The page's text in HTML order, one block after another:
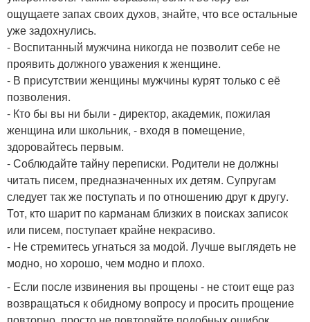
ощущаете запах своих духов, знайте, что все остальные
уже задохнулись.
- Воспитанный мужчина никогда не позволит себе не
проявить должного уважения к женщине.
- В присутствии женщины мужчины курят только с её
позволения.
- Кто бы вы ни были - директор, академик, пожилая
женщина или школьник, - входя в помещение,
здоровайтесь первым.
- Соблюдайте тайну переписки. Родители не должны
читать писем, предназначенных их детям. Супругам
следует так же поступать и по отношению друг к другу.
Тот, кто шарит по карманам близких в поисках записок
или писем, поступает крайне некрасиво.
- Не стремитесь угнаться за модой. Лучше выглядеть не
модно, но хорошо, чем модно и плохо.
- Если после извинения вы прощены - не стоит еще раз
возвращаться к обидному вопросу и просить прощение